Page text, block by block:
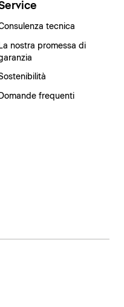
tecnica
La nostra promessa di
Domande frequenti